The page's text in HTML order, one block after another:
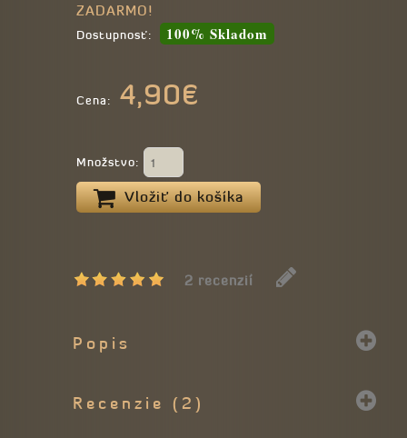
ZADARMO!
Dostupnosť: 100% Skladom
Cena: 4,90€
Množstvo:
Vložiť do košíka
2 recenzií
Popis
Recenzie (2)